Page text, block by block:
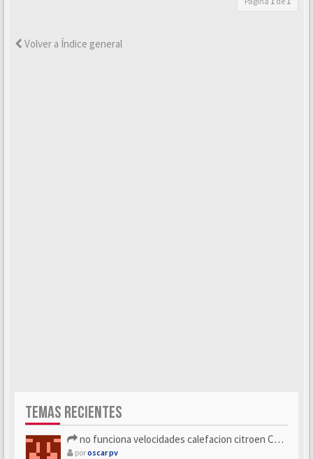
Volver a Índice general
TEMAS RECIENTES
no funciona velocidades calefacion citroen C5 x7
poroscar pv